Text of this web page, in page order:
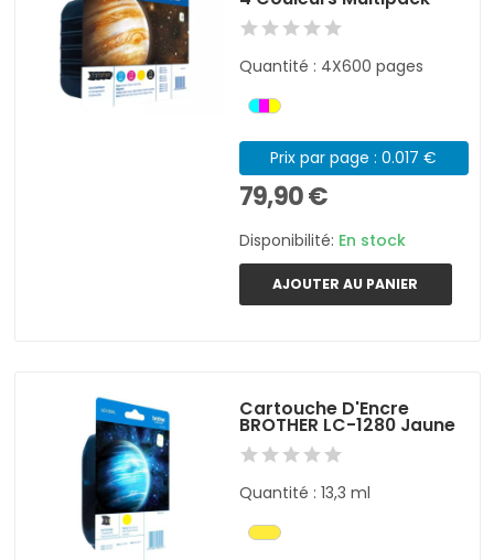
Quantité : 4X600 pages
Prix par page : 0.017 €
79,90 €
Disponibilité: En stock
AJOUTER AU PANIER
Cartouche D'Encre
BROTHER LC-1280 Jaune
Quantité : 13,3 ml